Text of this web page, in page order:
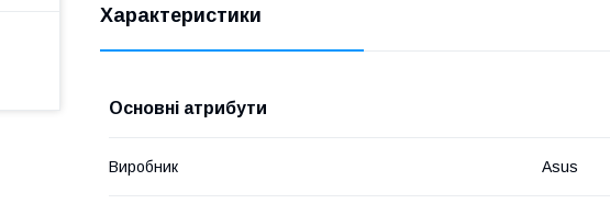
Характеристики
Основні атрибути
Виробник Asus